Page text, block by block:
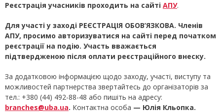
Реєстрація учасників проходить на сайті АПУ.
Для участі у заході РЕЄСТРАЦІЯ ОБОВ’ЯЗКОВА. Членів
АПУ, просимо авторизуватися на сайті перед початком
реєстрації на подію. Участь вважається
підтвердженою після оплати реєстраційного внеску.
За додатковою інформацією щодо заходу, участі, виступу та
можливостей партнерства звертайтесь до організаторів за
тел.: +380 (44) 492-88-48 або пишіть на адресу:
branches@uba.ua. Контактна особа — Юлія Кльопка.